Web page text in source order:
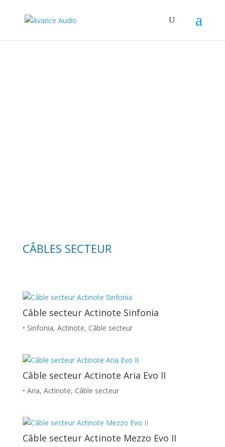
CÂBLES SECTEUR
Câble secteur Actinote Sinfonia
• Sinfonia, Actinote, Câble secteur
Câble secteur Actinote Aria Evo II
• Aria, Actinote, Câble secteur
Câble secteur Actinote Mezzo Evo II